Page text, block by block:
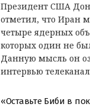
Президент США
отметил, что Иран
четыре ядерных
которых один не
Данную мысль он
интервью
«Оставьте Биби в